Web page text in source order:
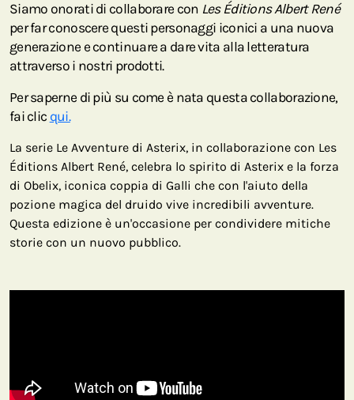
Siamo onorati di collaborare con Les Éditions Albert René
per far conoscere questi personaggi iconici a una nuova
generazione e continuare a dare vita alla letteratura
attraverso i nostri prodotti.
Per saperne di più su come è nata questa collaborazione,
fai clic qui.
La serie Le Avventure di Asterix, in collaborazione con Les
Éditions Albert René, celebra lo spirito di Asterix e la forza
di Obelix, iconica coppia di Galli che con l'aiuto della
pozione magica del druido vive incredibili avventure.
Questa edizione è un'occasione per condividere mitiche
storie con un nuovo pubblico.